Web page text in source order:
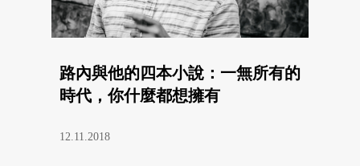
路內與他的四本小說：一無所有的
時代，你什麼都想擁有
12.11.2018